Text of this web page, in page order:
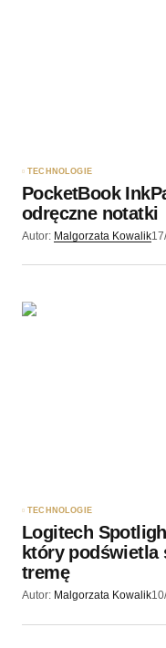
TECHNOLOGIE
PocketBook
odręczne notatki
Autor: Malgorzata Kowalik
TECHNOLOGIE
Logitech
który podświetla
tremę
Autor: Malgorzata Kowalik